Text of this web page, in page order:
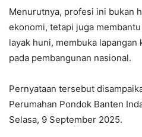
Menurutnya, profesi ini bukan
ekonomi, tetapi juga
layak huni, membuka
pada pembangunan nasional.
Pernyataan tersebut
Perumahan Pondok Banten
Selasa, 9 September 2025.